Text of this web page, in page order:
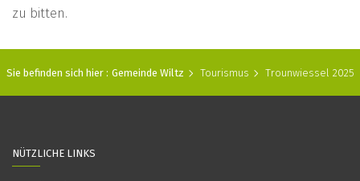
zu bitten.
Sie befinden sich hier : Gemeinde Wiltz Tourismus Trounwiessel 2025
NÜTZLICHE LINKS